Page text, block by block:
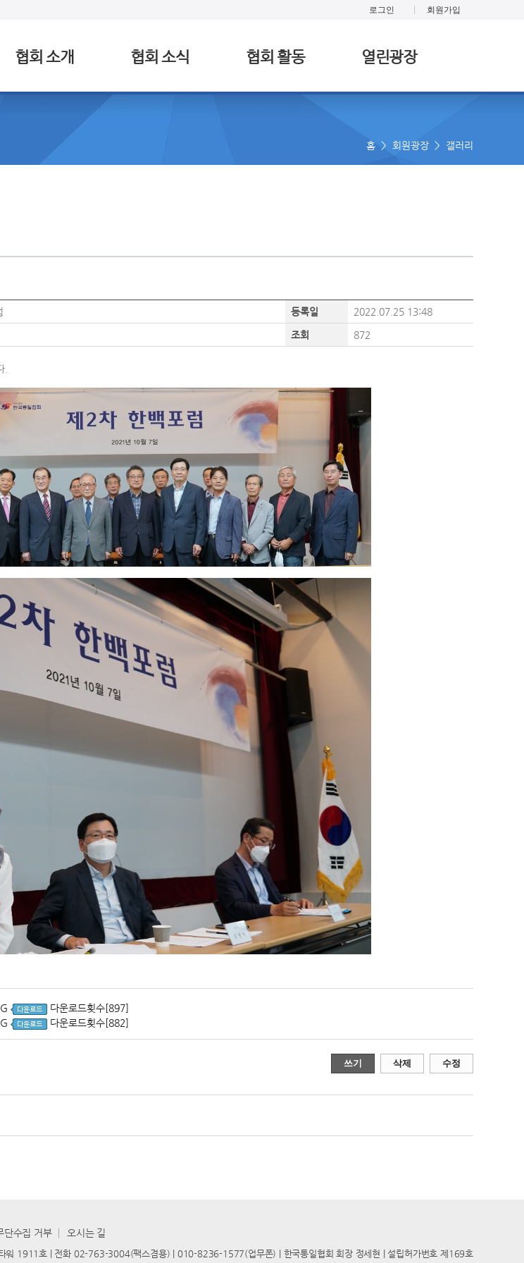
로그인 회원가입
협회 소개 협회 소식 협회 활동 열린광장
홈 > 회원광장 > 갤러리
등록일 2022.07.25 13:48
조회 872
.
다운로드횟수[897]
다운로드횟수[882]
수정
삭제
쓰기
단수집 거부│ 오시는 길
워 1911호 | 전화 02-763-3004(팩스겸용) | 010-8236-1577(업무폰) | 한국통일협회 회장 정세현 | 설립허가번호 제169호